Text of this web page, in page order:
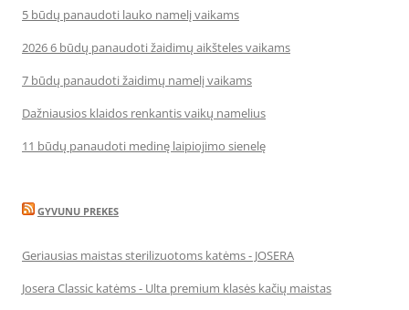
5 būdų panaudoti lauko namelį vaikams
2026 6 būdų panaudoti žaidimų aikšteles vaikams
7 būdų panaudoti žaidimų namelį vaikams
Dažniausios klaidos renkantis vaikų namelius
11 būdų panaudoti medinę laipiojimo sienelę
GYVUNU PREKES
Geriausias maistas sterilizuotoms katėms - JOSERA
Josera Classic katėms - Ulta premium klasės kačių maistas